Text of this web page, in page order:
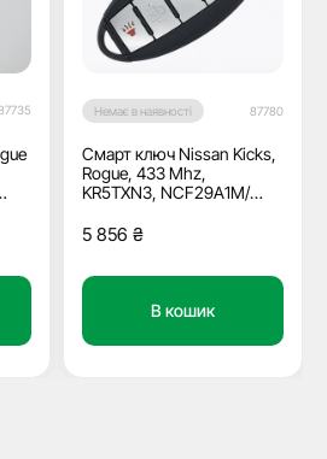
Немає в наявності 87780
Смарт ключ Nissan Kicks,
Rogue, 433 Mhz,
KR5TXN3, NCF29A1M/
кнопки, OEM
5 856 ₴
В кошик